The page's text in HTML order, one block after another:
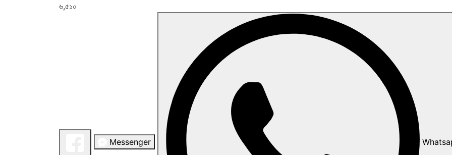
৬,৫১০
Messenger